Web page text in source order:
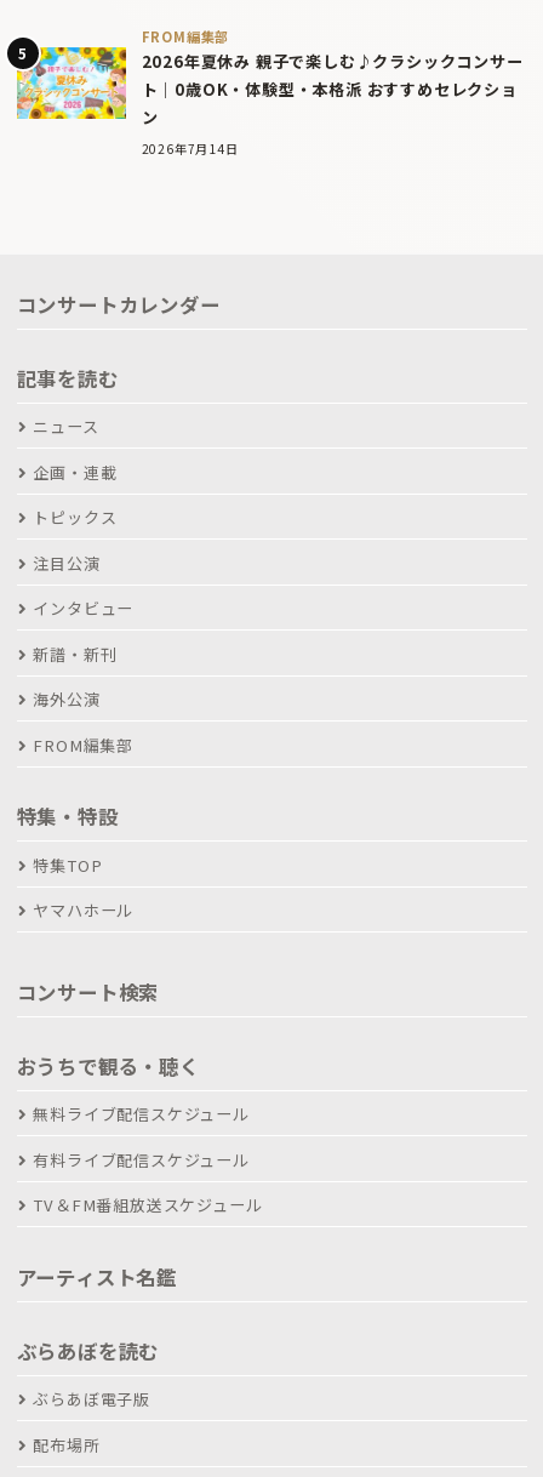
FROM編集部
2026年夏休み 親子で楽しむ♪クラシックコンサー
ト｜0歳OK・体験型・本格派 おすすめセレクショ
ン
2026年7月14日
コンサートカレンダー
記事を読む
ニュース
企画・連載
トピックス
注目公演
インタビュー
新譜・新刊
海外公演
FROM編集部
特集・特設
特集TOP
ヤマハホール
コンサート検索
おうちで観る・聴く
無料ライブ配信スケジュール
有料ライブ配信スケジュール
TV＆FM番組放送スケジュール
アーティスト名鑑
ぶらあぼを読む
ぶらあぼ電子版
配布場所